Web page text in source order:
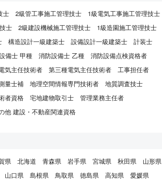
士 2級管工事施工管理技士
1級電気工事施工管理技士
士 2級建設機械施工管理技士
1級造園施工管理技士
構造設計一級建築士 設備設計一級建築士
計装士
備士 甲種 消防設備士 乙種
消防設備点検資格者
気主任技術者 第三種電気主任技術者
工事担任者
量士補 地理空間情報専門技術者
地質調査技士
者資格 宅地建物取引士
管理業務主任者
他 建設・不動産関連資格
県 北海道 青森県 岩手県 宮城県 秋田県
山形県
山口県 島根県 鳥取県 徳島県 高知県
愛媛県